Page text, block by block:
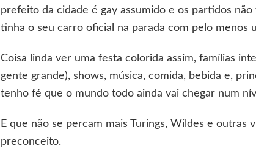
prefeito da cidade é gay assumido e os partidos
tinha o seu carro oficial na parada com pelo menos
Coisa linda ver uma festa colorida assim, famílias
gente grande), shows, música, comida, bebida e,
tenho fé que o mundo todo ainda vai chegar num
E que não se percam mais Turings, Wildes e
preconceito.